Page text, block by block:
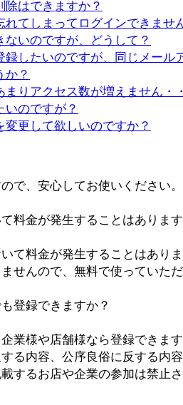
除はできますか？
れてしまってログインできませ
ないのですが、どうして？
録したいのですが、同じメール
か？
まりアクセス数が増えません・
いのですが？
変更して欲しいのですか？
で、安心してお使いください。
料金が発生することはありま
て料金が発生することはあり
せんので、無料で使っていた
登録できますか？
業様や店舗様なら登録できま
る内容、公序良俗に反する内
するお店や企業の参加は禁止